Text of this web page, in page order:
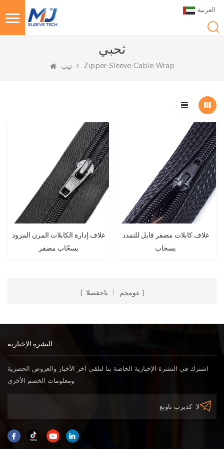
العربية
ثحبي
تيب Zipper-Sleeve-Cable-Wrap
غلاف إدارة الكابلات المرن المزود
بسحّاب مضفر
غلاف كابلات مضفر قابل للتمدد
بسحاب
عومجم 1 تاحفصلا
النشرة الإخبارية
اشترك في النشرة الإخبارية الخاصة بنا لتلقي آخر الأخبار والعروض الحصرية
ومعلومات الخصم الأخرى.